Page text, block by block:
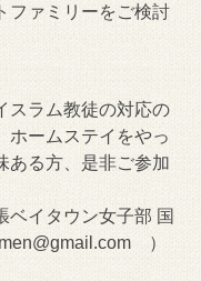
ファミリーをご検討
スラム教徒の対応の
ホームステイをやっ
ある方、是非ご参加
ベイタウン女子部 国
）